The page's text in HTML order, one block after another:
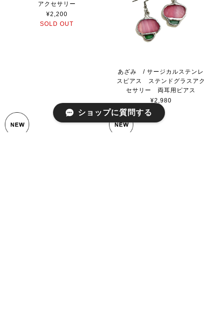
アクセサリー
¥2,200
SOLD OUT
あざみ / サージカルステンレ
スピアス ステンドグラスアク
セサリー 両耳用ピアス
¥2,980
ショップに質問する